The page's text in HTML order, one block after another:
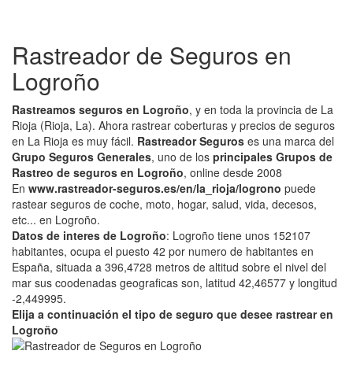
Rastreador de Seguros en
Logroño
Rastreamos seguros en Logroño, y en toda la provincia de La
Rioja (Rioja, La). Ahora rastrear coberturas y precios de seguros
en La Rioja es muy fácil. Rastreador Seguros es una marca del
Grupo Seguros Generales, uno de los principales Grupos de
Rastreo de seguros en Logroño, online desde 2008
En www.rastreador-seguros.es/en/la_rioja/logrono puede
rastear seguros de coche, moto, hogar, salud, vida, decesos,
etc... en Logroño.
Datos de interes de Logroño: Logroño tiene unos 152107
habitantes, ocupa el puesto 42 por numero de habitantes en
España, situada a 396,4728 metros de altitud sobre el nivel del
mar sus coodenadas geograficas son, latitud 42,46577 y longitud
-2,449995.
Elija a continuación el tipo de seguro que desee rastrear en
Logroño